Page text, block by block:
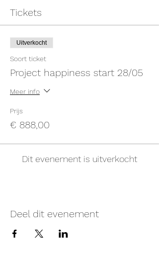
Tickets
Uitverkocht
Soort ticket
Project happiness start 28/05
Meer info
Prijs
€ 888,00
Dit evenement is uitverkocht
Deel dit evenement